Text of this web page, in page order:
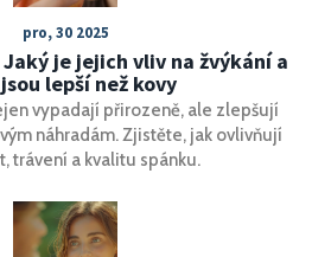
pro, 30 2025
je jejich vliv na žvýkání a
lepší než kovy
vypadají přirozeně, ale zlepšují
náhradám. Zjistěte, jak ovlivňují
trávení a kvalitu spánku.